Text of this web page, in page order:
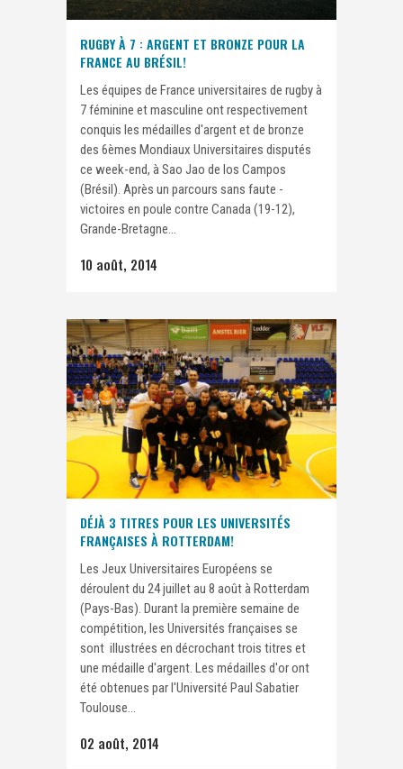
RUGBY À 7 : ARGENT ET BRONZE POUR LA
FRANCE AU BRÉSIL!
Les équipes de France universitaires de rugby à
7 féminine et masculine ont respectivement
conquis les médailles d'argent et de bronze
des 6èmes Mondiaux Universitaires disputés
ce week-end, à Sao Jao de los Campos
(Brésil). Après un parcours sans faute -
victoires en poule contre Canada (19-12),
Grande-Bretagne...
10 août, 2014
DÉJÀ 3 TITRES POUR LES UNIVERSITÉS
FRANÇAISES À ROTTERDAM!
Les Jeux Universitaires Européens se
déroulent du 24 juillet au 8 août à Rotterdam
(Pays-Bas). Durant la première semaine de
compétition, les Universités françaises se
sont illustrées en décrochant trois titres et
une médaille d'argent. Les médailles d'or ont
été obtenues par l'Université Paul Sabatier
Toulouse...
02 août, 2014